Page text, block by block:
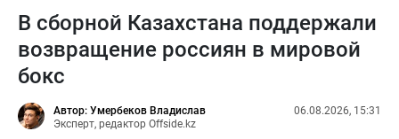
В сборной Казахстана поддержали
возвращение россиян в мировой
бокс
Автор: Умербеков Владислав
Эксперт, редактор Offside.kz
06.08.2026, 15:31